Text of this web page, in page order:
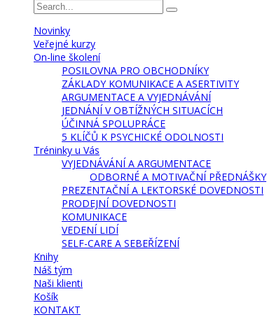
Novinky
Veřejné kurzy
On-line školení
POSILOVNA PRO OBCHODNÍKY
ZÁKLADY KOMUNIKACE A ASERTIVITY
ARGUMENTACE A VYJEDNÁVÁNÍ
JEDNÁNÍ V OBTÍŽNÝCH SITUACÍCH
ÚČINNÁ SPOLUPRÁCE
5 KLÍČŮ K PSYCHICKÉ ODOLNOSTI
Tréninky u Vás
VYJEDNÁVÁNÍ A ARGUMENTACE
ODBORNÉ A MOTIVAČNÍ PŘEDNÁŠKY
PREZENTAČNÍ A LEKTORSKÉ DOVEDNOSTI
PRODEJNÍ DOVEDNOSTI
KOMUNIKACE
VEDENÍ LIDÍ
SELF-CARE A SEBEŘÍZENÍ
Knihy
Náš tým
Naši klienti
Košík
KONTAKT